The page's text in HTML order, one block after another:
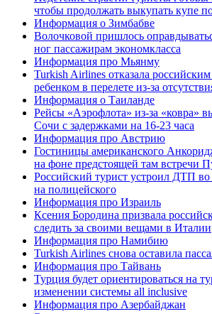
чтобы продолжать выкупать купе
Информация о Зимбабве
Волочковой пришлось
ног пассажирам экономкласса
Информация про Мьянму
Turkish Airlines отказала
ребенком в перелете из-за
Информация о Таиланде
Рейсы «Аэрофлота» из-за «ковра»
Сочи с задержками на 16-23 часа
Информация про Австрию
Гостиницы американского
на фоне предстоящей там встречи
Российский турист устроил ДТП
на полицейского
Информация про Израиль
Ксения Бородина призвала
следить за своими вещами в Италии
Информация про Намибию
Turkish Airlines снова оставила
Информация про Тайвань
Турция будет ориентироваться на
изменении системы all inclusive
Информация про Азербайджан